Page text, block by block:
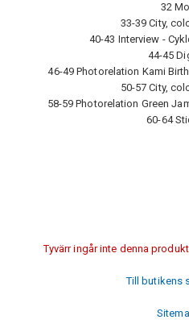
32
33-39 City,
40-43 Interview -
44-45
46-49 Photorelation Kami
50-57 City,
58-59 Photorelation Green
60-64
Tyvärr ingår inte denna
Till butikens